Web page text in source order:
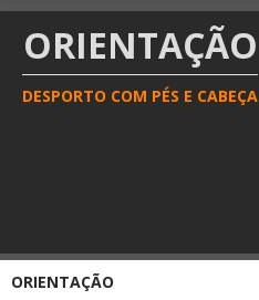
ORIENTAÇÃO
DESPORTO COM PÉS E CABEÇA
ORIENTAÇÃO